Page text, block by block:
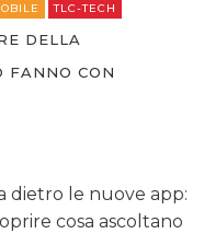
TLC-TECH
DELLA
FANNO CON
dietro le nuove app:
cosa ascoltano